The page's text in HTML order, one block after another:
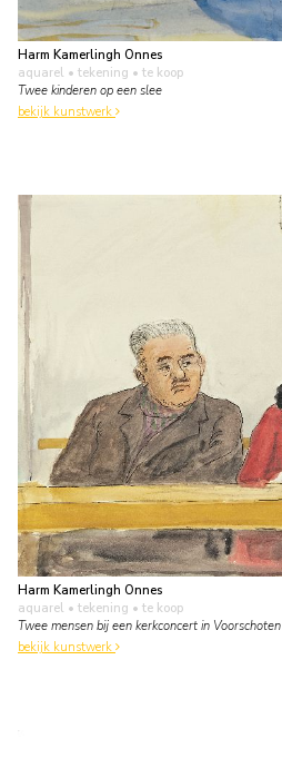
Harm Kamerlingh Onnes
aquarel • tekening • te koop
Twee kinderen op een slee
bekijk kunstwerk
Harm Kamerlingh Onnes
aquarel • tekening • te koop
Twee mensen bij een kerkconcert in Voorschoten
bekijk kunstwerk